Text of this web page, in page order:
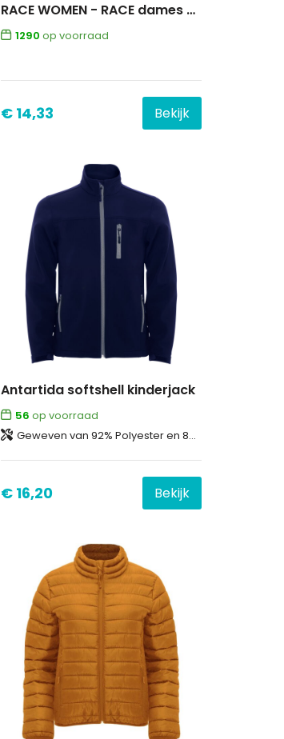
RACE WOMEN - RACE dames shoftshell 280g
1290 op voorraad
€ 14,33 Bekijk
Antartida softshell kinderjack
56 op voorraad
Geweven van 92% Polyester en 8% Elastaan, 300 g/m2, Bonding, Micro fleece van 100% Polyester
€ 16,20 Bekijk